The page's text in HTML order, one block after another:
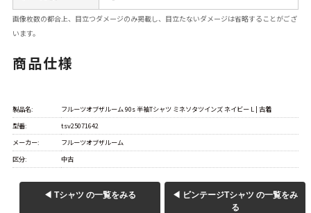
画像枚数の都合上、目立つダメージのみ掲載し、目立たないダメージは省略することがござ
います。
商品仕様
製品名:
フルーツオブザルーム 90s 半袖Tシャツ ミネソタツインズ ネイビー L | 古着
型番:
tsv25071642
メーカー:
フルーツオブザルーム
区分:
中古
◀ Tシャツ の一覧をみる
◀ ビンテージTシャツ の一覧をみ
る